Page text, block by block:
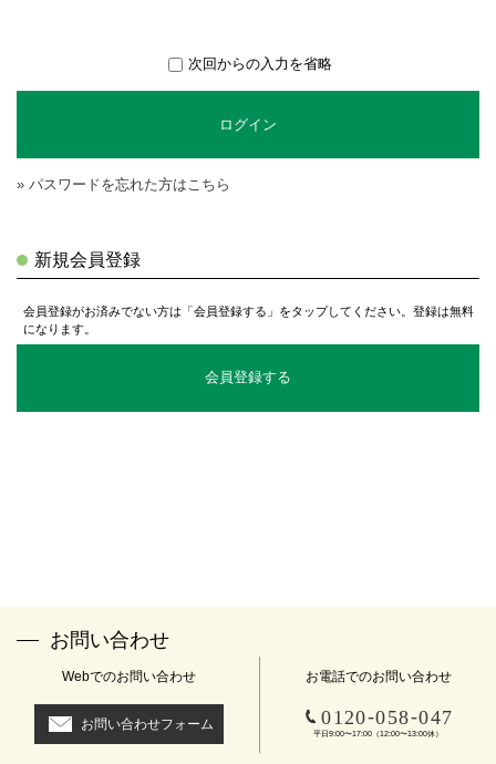
次回からの入力を省略
ログイン
» パスワードを忘れた方はこちら
新規会員登録
会員登録がお済みでない方は「会員登録する」をタップしてください。登録は無料
になります。
会員登録する
お問い合わせ
Webでのお問い合わせ
お問い合わせフォーム
お電話でのお問い合わせ
0120-058-047
平日9:00〜17:00（12:00〜13:00休）